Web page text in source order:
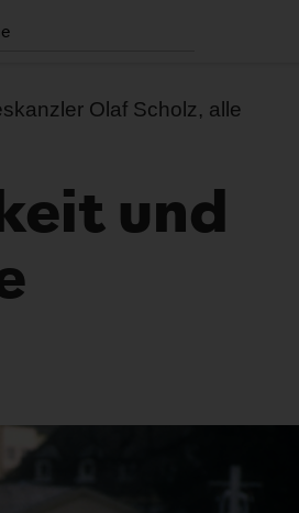
Olaf Scholz, alle
und